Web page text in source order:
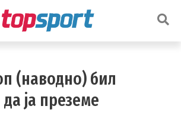
(наводно) бил
ја преземе